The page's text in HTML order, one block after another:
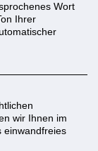
Wort
Ihrer
wir Ihnen im
einwandfreies